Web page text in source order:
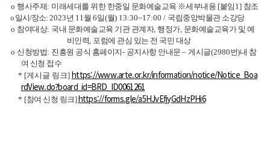
o 행사주제: 미래세대를 위한 한중일 문화예술교육 ※세부내용 [붙임 1] 참조
o 일시/장소:2023년 11월6일(월) 13:30~17:00 / 국립중앙박물관 소강당
o 참여대상: 국내 문화예술교육 기관 관계자, 행정가, 문화예술교육가 및 예
비인력, 포럼에 관심 있는 전 국민 대상
o 신청방법: 진흥원 공식 홈페이지- 공지사항 안내문 – 게시글(2980번)내 참
여 신청 접수
* [게시글 링크] https://www.arte.or.kr/information/notice/Notice_Boa
rdView.do?board_id=BRD_ID0061261
* [참여 신청 링크] https://forms.gle/a5HJvEfjyGdHzPHi6